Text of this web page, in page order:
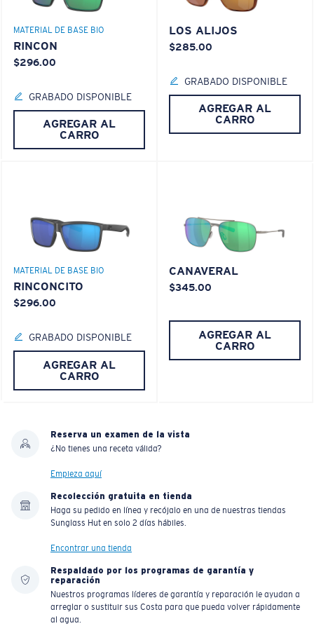
MATERIAL DE BASE BIO
RINCON
$296.00
GRABADO DISPONIBLE
AGREGAR AL
CARRO
LOS ALIJOS
$285.00
GRABADO DISPONIBLE
AGREGAR AL
CARRO
MATERIAL DE BASE BIO
RINCONCITO
$296.00
GRABADO DISPONIBLE
AGREGAR AL
CARRO
CANAVERAL
$345.00
AGREGAR AL
CARRO
Reserva un examen de la vista
¿No tienes una receta válida?
Empieza aquí
Recolección gratuita en tienda
Haga su pedido en línea y recójalo en una de nuestras tiendas
Sunglass Hut en solo 2 días hábiles.
Encontrar una tienda
Respaldado por los programas de garantía y
reparación
Nuestros programas líderes de garantía y reparación le ayudan a
arreglar o sustituir sus Costa para que pueda volver rápidamente
al agua.